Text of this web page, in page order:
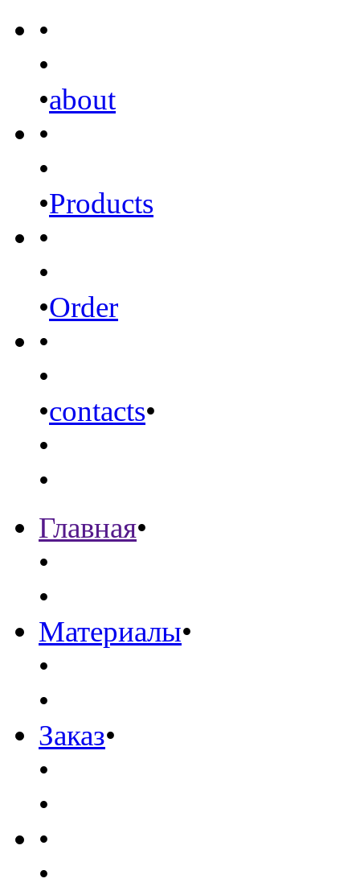
•
•
•about
•
•
•Products
•
•
•Order
•
•
•contacts•
•
•
Главная•
•
•
Материалы•
•
•
Заказ•
•
•
•
•